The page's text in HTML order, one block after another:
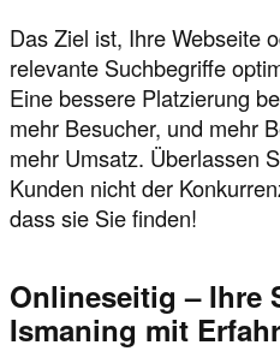
Das Ziel ist, Ihre Webseite
relevante Suchbegriffe
Eine bessere Platzierung
mehr Besucher, und mehr
mehr Umsatz. Überlassen
Kunden nicht der
dass sie Sie finden!
Onlineseitig – Ihre
Ismaning mit